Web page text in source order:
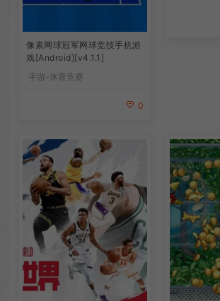
像素网球冠军网球竞技手机游
戏[Android][v4.1.1]
手游-体育竞赛
0